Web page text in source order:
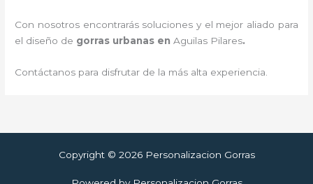
Con nosotros encontrarás soluciones y el mejor aliado para
el diseño de gorras urbanas enAguilas Pilares.
Contáctanos para disfrutar de la más alta experiencia.
Copyright © 2026 Personalizacion Gorras